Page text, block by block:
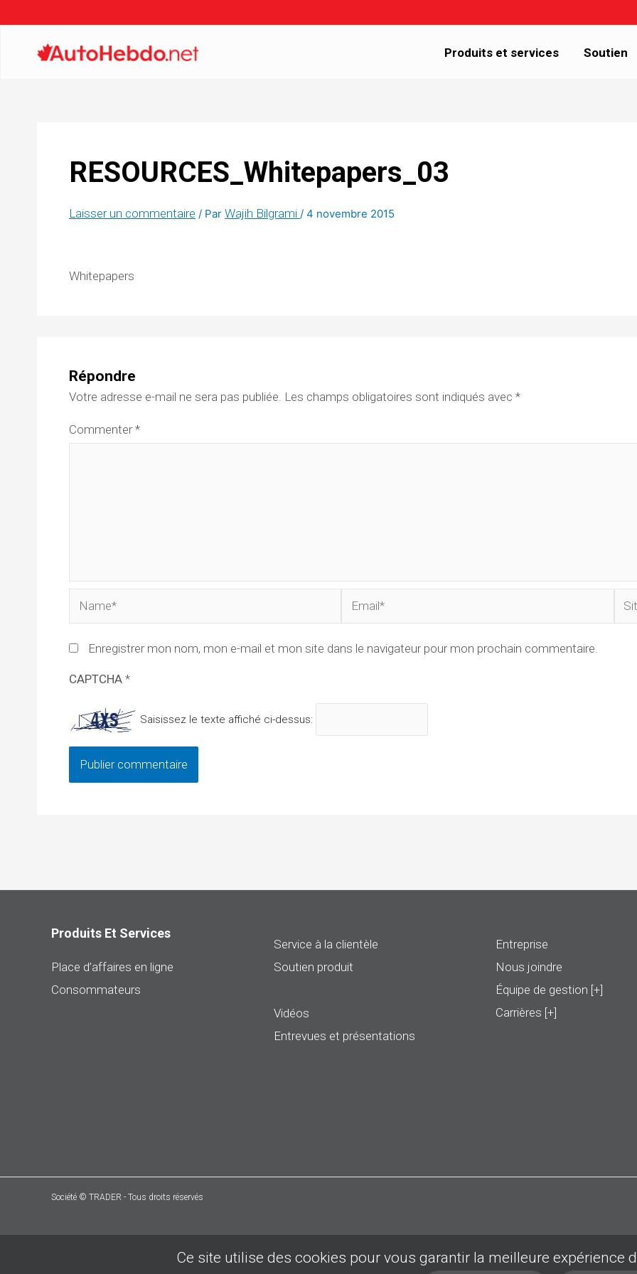
Produits et services Soutien
RESOURCES_Whitepapers_03
Laisser un commentaire / Par Wajih Bilgrami / 4 novembre 2015
Whitepapers
Répondre
Votre adresse e-mail ne sera pas publiée. Les champs obligatoires sont indiqués avec *
Commenter*
Enregistrer mon nom, mon e-mail et mon site dans le navigateur pour mon prochain commentaire.
CAPTCHA *
Saisissez le texte affiché ci-dessus:
Produits Et Services
Place d’affaires en ligne
Consommateurs
Service à la clientèle
Soutien produit
Vidéos
Entrevues et présentations
Entreprise
Nous joindre
Équipe de gestion [+]
Carrières [+]
Société © TRADER - Tous droits réservés
Ce site utilise des cookies pour vous garantir la meilleure expérience